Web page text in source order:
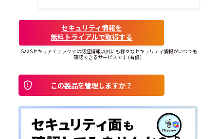
セキュリティ情報を
無料トライアルで取得する
SaaSセキュアチェックでは認証情報以外にも様々なセキュリティ情報がいつでも
確認できるサービスです (有償）
この製品を管理しますか？